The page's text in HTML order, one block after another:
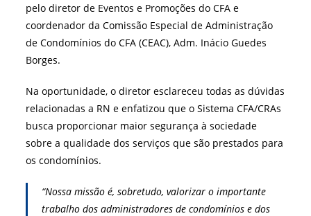
pelo diretor de Eventos e Promoções do CFA e
coordenador da Comissão Especial de Administração
de Condomínios do CFA (CEAC), Adm. Inácio Guedes
Borges.
Na oportunidade, o diretor esclareceu todas as dúvidas
relacionadas a RN e enfatizou que o Sistema CFA/CRAs
busca proporcionar maior segurança à sociedade
sobre a qualidade dos serviços que são prestados para
os condomínios.
“Nossa missão é, sobretudo, valorizar o importante
trabalho dos administradores de condomínios e dos